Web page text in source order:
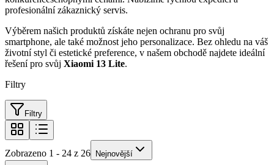
profesionální zákaznický servis.
Výběrem našich produktů získáte nejen ochranu pro svůj
smartphone, ale také možnost jeho personalizace. Bez ohledu na váš
životní styl či estetické preference, v našem obchodě najdete ideální
řešení pro svůj Xiaomi 13 Lite.
Filtry
Filtry
Zobrazeno 1 - 24 z 26 Nejnovější